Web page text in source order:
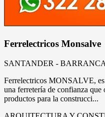
Ferrelectricos Monsalve
SANTANDER -
Ferrelectricos MONSALVE,
una ferretería de confianza
productos para la construcci...